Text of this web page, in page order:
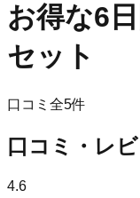
お得な6
セット
口コミ全5件
口コミ・レ
4.6